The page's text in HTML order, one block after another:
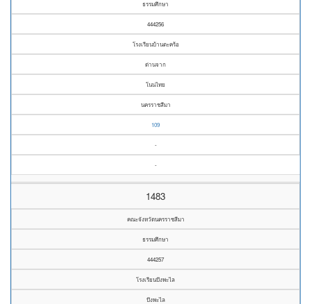
ธรรมศึกษา
444256
โรงเรียนบ้านตะคร้อ
ด่านจาก
โนนไทย
นครราชสีมา
109
-
-
1483
คณะจังหวัดนครราชสีมา
ธรรมศึกษา
444257
โรงเรียนบึงพะไล
บึงพะไล